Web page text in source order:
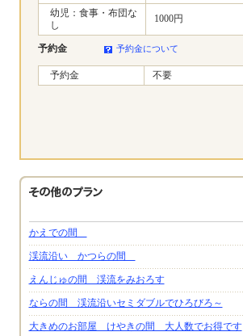
幼児：食事・布団な
し
1000円
予約金 予約金について
予約金 不要
かえでの間
渓流沿い かつらの間
えんじゅの間 渓流をみおろす
ならの間 渓流沿いセミダブルでひろびろ～
大きめのお部屋 けやきの間 大人数でお得です